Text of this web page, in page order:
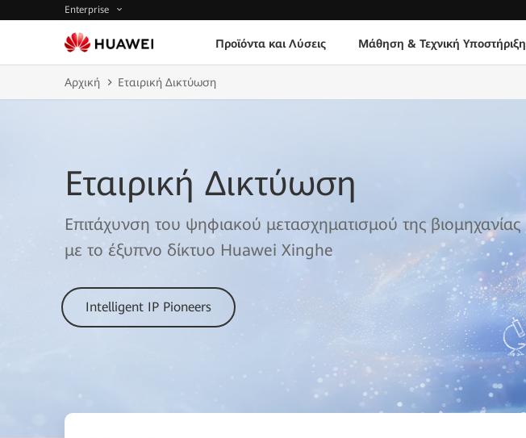
Enterprise
Προϊόντα και Λύσεις Μάθηση & Τεχνική Υποστήριξη
Αρχική Εταιρική Δικτύωση
Εταιρική Δικτύωση
Επιτάχυνση του ψηφιακού μετασχηματισμού της βιομηχανίας
με το έξυπνο δίκτυο Huawei Xinghe
Intelligent IP Pioneers